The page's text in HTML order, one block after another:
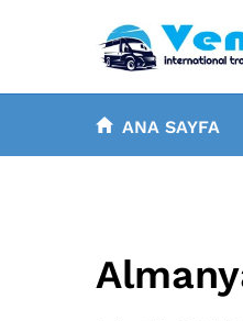
ANA SAYFA